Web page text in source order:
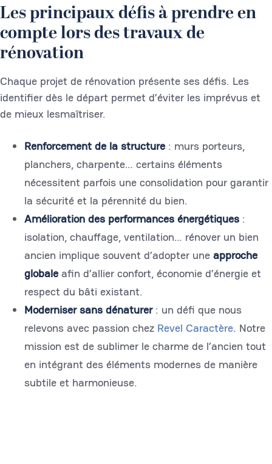
Les principaux défis à prendre en
compte lors des travaux de
rénovation
Chaque projet de rénovation présente ses défis. Les
identifier dès le départ permet d’éviter les imprévus et
de mieux lesmaîtriser.
Renforcement de la structure: murs porteurs,
planchers, charpente… certains éléments
nécessitent parfois une consolidation pour garantir
la sécurité et la pérennité du bien.
Amélioration des performances énergétiques :
isolation, chauffage, ventilation… rénover un bien
ancien implique souvent d’adopter une approche
globaleafin d’allier confort, économie d’énergie et
respect du bâti existant.
Moderniser sans dénaturer: un défi que nous
relevons avec passion chez Revel Caractère. Notre
mission est de sublimer le charme de l’ancien tout
en intégrant des éléments modernes de manière
subtile et harmonieuse.